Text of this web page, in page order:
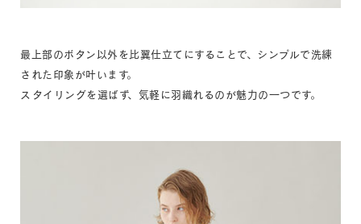
最上部のボタン以外を比翼仕立てにすることで、シンプルで洗練
された印象が叶います。
スタイリングを選ばず、気軽に羽織れるのが魅力の一つです。